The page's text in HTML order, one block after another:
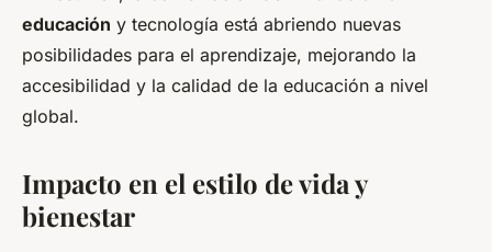
educación y tecnología está abriendo nuevas
posibilidades para el aprendizaje, mejorando la
accesibilidad y la calidad de la educación a nivel
global.
Impacto en el estilo de vida y
bienestar